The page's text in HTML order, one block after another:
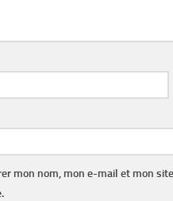
mon nom, mon e-mail et mon